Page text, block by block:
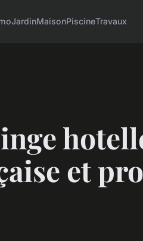
JardinMaisonPiscineTravaux
et